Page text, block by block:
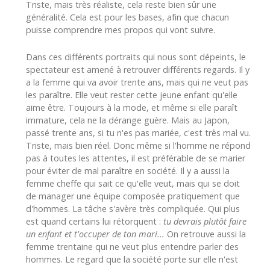
Triste, mais très réaliste, cela reste bien sûr une
généralité. Cela est pour les bases, afin que chacun
puisse comprendre mes propos qui vont suivre.
Dans ces différents portraits qui nous sont dépeints, le
spectateur est amené à retrouver différents regards. Il y
a la femme qui va avoir trente ans, mais qui ne veut pas
les paraître. Elle veut rester cette jeune enfant qu'elle
aime être. Toujours à la mode, et même si elle paraît
immature, cela ne la dérange guère. Mais au Japon,
passé trente ans, si tu n'es pas mariée, c'est très mal vu.
Triste, mais bien réel. Donc même si l'homme ne répond
pas à toutes les attentes, il est préférable de se marier
pour éviter de mal paraître en société. Il y a aussi la
femme cheffe qui sait ce qu'elle veut, mais qui se doit
de manager une équipe composée pratiquement que
d'hommes. La tâche s'avère très compliquée. Qui plus
est quand certains lui rétorquent : tu devrais plutôt faire
un enfant et t'occuper de ton mari... On retrouve aussi la
femme trentaine qui ne veut plus entendre parler des
hommes. Le regard que la société porte sur elle n'est